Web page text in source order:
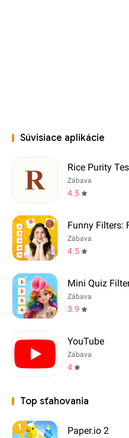
Súvisiace aplikácie
Rice Purity
Zábava
4.5
Funny Filters:
Zábava
4.5
Mini Quiz
Zábava
3.9
YouTube
Zábava
4
Top sťahovania
1 Paper.io 2